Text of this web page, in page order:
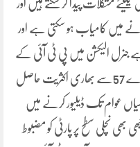
مشکلات پیدا کر سکتے ہیں اور
میں کامیاب ہو سکتی ہے اور
جنرل الیکشن میں پی ٹی آئی کے
ایم این اے صداقت علی عباسی حلقہ این اے 57سے بھاری اکثریت حاصل
عوام تک ڈیلیور کرنے میں
نچلی سطح پر پارٹی کو مضبوط